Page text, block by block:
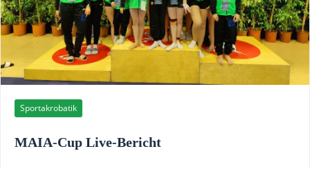
Sportakrobatik
MAIA-Cup Live-Bericht